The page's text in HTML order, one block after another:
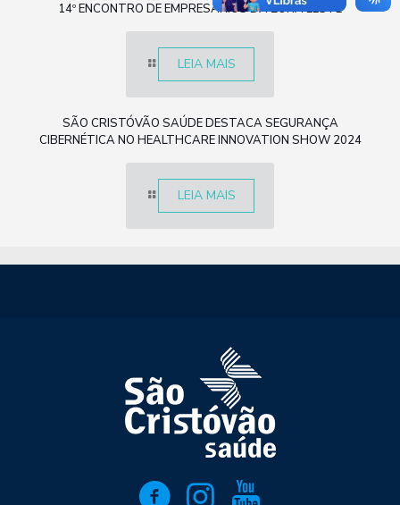
14º ENCONTRO DE EMPRESÁRIOS DA ZONA LESTE
LEIA MAIS
SÃO CRISTÓVÃO SAÚDE DESTACA SEGURANÇA
CIBERNÉTICA NO HEALTHCARE INNOVATION SHOW 2024
LEIA MAIS